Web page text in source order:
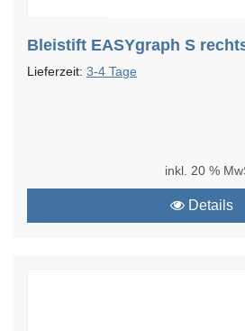
Bleistift EASYgraph S
Lieferzeit: 3-4 Tage
inkl. 20 %
Details